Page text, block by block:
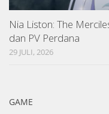
Nia Liston: The
dan PV Perdana
29 JULI, 2026
GAME